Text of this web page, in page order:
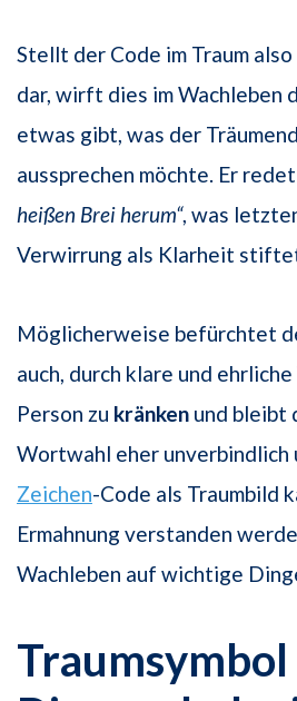
Stellt der Code im Traum
dar, wirft dies im Wachleben
etwas gibt, was der
aussprechen möchte. Er
heißen Brei herum“, was
Verwirrung als Klarheit
Möglicherweise befürchtet
auch, durch klare und
Person zu kränken und bleibt
Wortwahl eher unverbindlich
Zeichen-Code als Traumbild
Ermahnung verstanden
Wachleben auf wichtige